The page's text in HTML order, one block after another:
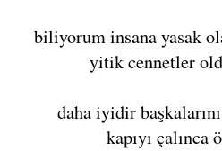
biliyorum insana yasak
yitik cennetler
daha iyidir
kapıyı çalınca